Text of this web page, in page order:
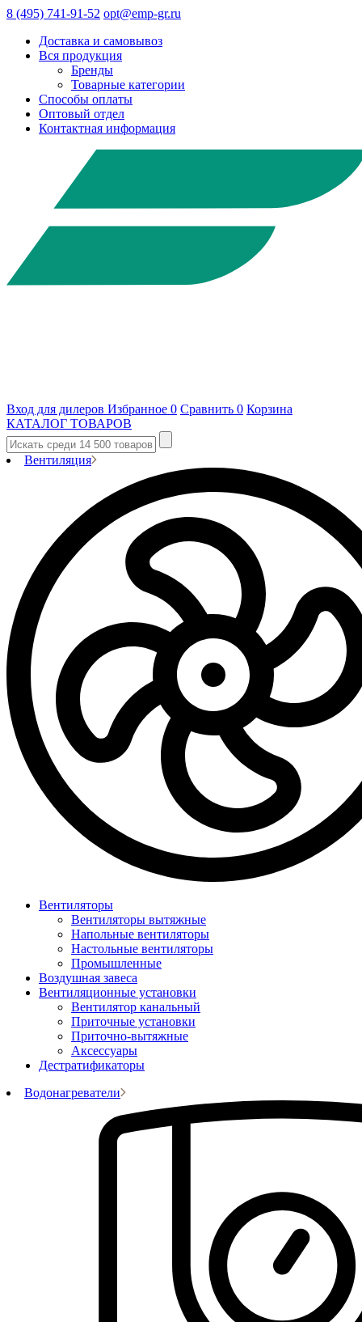
8 (495) 741-91-52 opt@emp-gr.ru
Доставка и самовывоз
Вся продукция
Бренды
Товарные категории
Способы оплаты
Оптовый отдел
Контактная информация
Вход для дилеров Избранное 0 Сравнить 0 Корзина
КАТАЛОГ ТОВАРОВ
Вентиляция
Вентиляторы
Вентиляторы вытяжные
Напольные вентиляторы
Настольные вентиляторы
Промышленные
Воздушная завеса
Вентиляционные установки
Вентилятор канальный
Приточные установки
Приточно-вытяжные
Аксессуары
Дестратификаторы
Водонагреватели